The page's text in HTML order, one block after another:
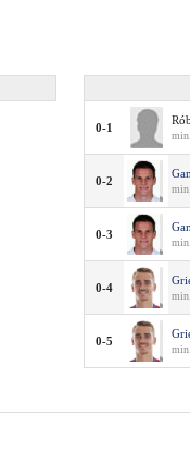
0-1
0-2
0-3
0-4
0-5